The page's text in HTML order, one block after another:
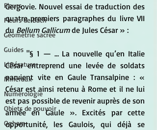
Fleurs
Fleurs de Bach
Géométrie sacrée
Guides
Littérature
Minéraux
Numérologie
Objets de pouvoir
Ogham
Gergovie. Nouvel essai de traduction des
quatre premiers paragraphes du livre VII
du Bellum Gallicum de Jules César » :
	"§ 1 — … La nouvelle qu’en Italie
César entreprend une levée de soldats
parvient vite en Gaule Transalpine : «
César est ainsi retenu à Rome et il ne lui
est pas possible de revenir auprès de son
armée en Gaule ». Excités par cette
opportunité, les Gaulois, qui déjà se